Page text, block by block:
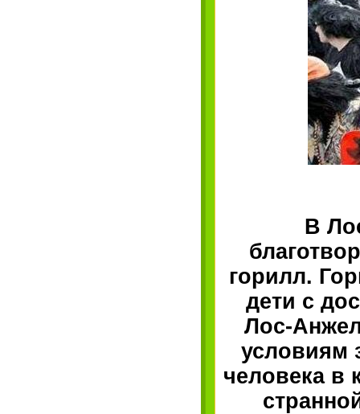
В
горилл.
дети с
Лос-
условиям
человека в